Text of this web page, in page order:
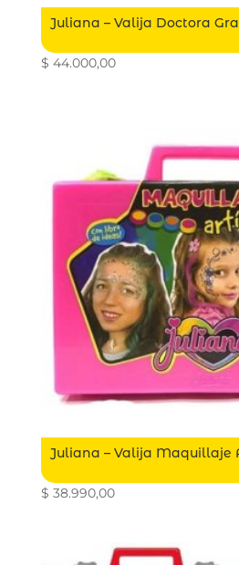
Juliana – Valija Doctora
$ 44.000,00
Juliana – Valija Maquillaje
$ 38.990,00